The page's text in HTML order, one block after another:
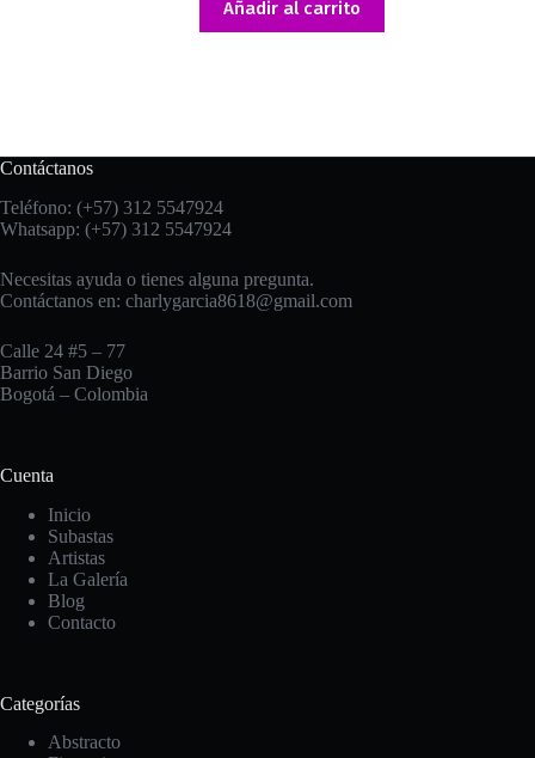
Añadir al carrito
Contáctanos
Teléfono: (+57) 312 5547924
Whatsapp: (+57) 312 5547924
Necesitas ayuda o tienes alguna pregunta.
Contáctanos en: charlygarcia8618@gmail.com
Calle 24 #5 – 77
Barrio San Diego
Bogotá – Colombia
Cuenta
Inicio
Subastas
Artistas
La Galería
Blog
Contacto
Categorías
Abstracto